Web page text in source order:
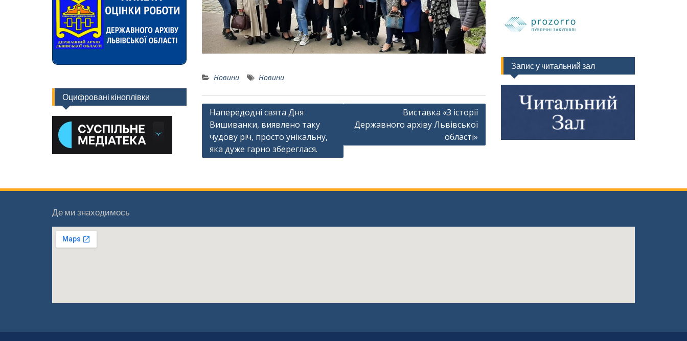
Новини Новини
Навігація
записів
Напередодні свята Дня
Вишиванки, виявлено таку
чудову річ, просто унікальну,
яка дуже гарно збереглася.
Виставка «З історії
Державного архіву Львівської
області»
Запис у читальний зал
Оцифровані кіноплівки
Де ми знаходимось